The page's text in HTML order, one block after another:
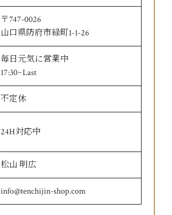
〒747-0026
山口県防府市緑町1-1-26
毎日元気に営業中
17:30~Last
不定休
24H対応中
松山 明広
info@tenchijin-shop.com